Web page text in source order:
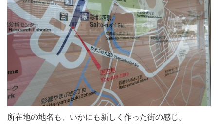
所在地の地名も、いかにも新しく作った街の感じ。